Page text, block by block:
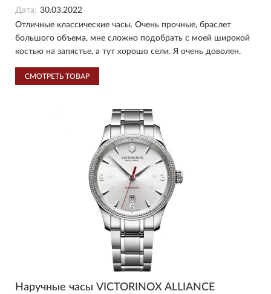
Дата: 30.03.2022
Отличные классические часы. Очень прочные, браслет
большого объема, мне сложно подобрать с моей широкой
костью на запястье, а тут хорошо сели. Я очень доволен.
СМОТРЕТЬ ТОВАР
Наручные часы VICTORINOX ALLIANCE